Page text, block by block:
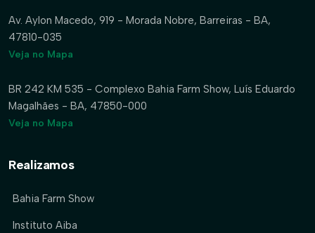
Av. Aylon Macedo, 919 - Morada Nobre, Barreiras - BA,
47810-035
Veja no Mapa
BR 242 KM 535 - Complexo Bahia Farm Show, Luís Eduardo
Magalhães - BA, 47850-000
Veja no Mapa
Realizamos
Bahia Farm Show
Instituto Aiba